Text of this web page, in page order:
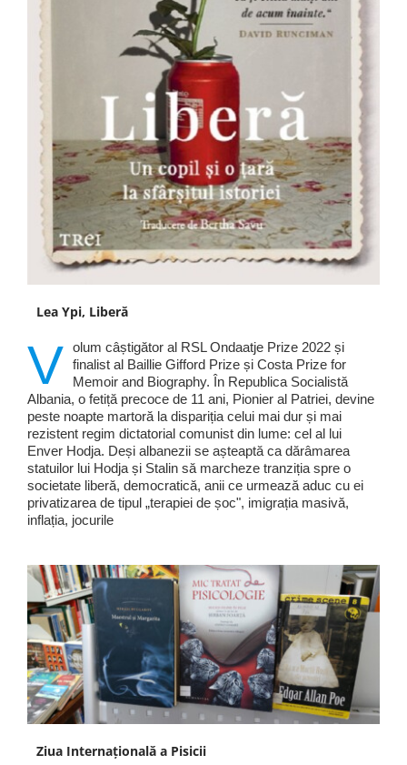
Lea Ypi, Liberă
V olum câștigător al RSL Ondaatje Prize 2022 și
finalist al Baillie Gifford Prize și Costa Prize for
Memoir and Biography. În Republica Socialistă
Albania, o fetiță precoce de 11 ani, Pionier al Patriei, devine
peste noapte martoră la dispariția celui mai dur și mai
rezistent regim dictatorial comunist din lume: cel al lui
Enver Hodja. Deși albanezii se așteaptă ca dărâmarea
statuilor lui Hodja și Stalin să marcheze tranziția spre o
societate liberă, democratică, anii ce urmează aduc cu ei
privatizarea de tipul „terapiei de șoc", imigrația masivă,
inflația, jocurile
Ziua Internațională a Pisicii